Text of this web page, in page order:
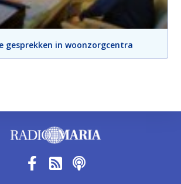
gesprekken in woonzorgcentra